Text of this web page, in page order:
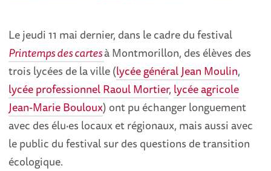
Le jeudi 11 mai dernier, dans le cadre du festival
Printemps des cartesà Montmorillon, des élèves des
trois lycées de la ville (lycée général Jean Moulin,
lycée professionnel Raoul Mortier, lycée agricole
Jean-Marie Bouloux) ont pu échanger longuement
avec des élu·es locaux et régionaux, mais aussi avec
le public du festival sur des questions de transition
écologique.